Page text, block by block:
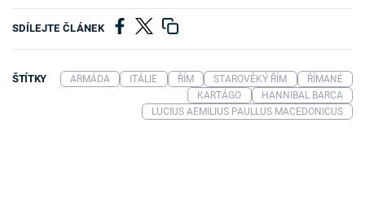
SDÍLEJTE ČLÁNEK
ŠTÍTKY ARMÁDA ITÁLIE ŘÍM STAROVĚKÝ ŘÍM
ŘÍMANÉ
KARTÁGO
HANNIBAL BARCA
LUCIUS AEMILIUS PAULLUS MACEDONICUS